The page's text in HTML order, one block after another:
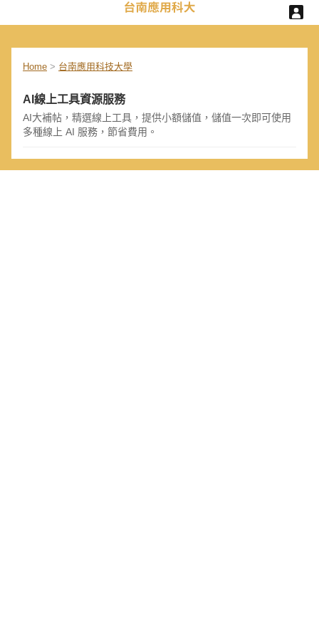
Home > 台南應用科技大學
AI線上工具資源服務
AI大補帖，精選線上工具，提供小額儲值，儲值一次即可使用
多種線上 AI 服務，節省費用。